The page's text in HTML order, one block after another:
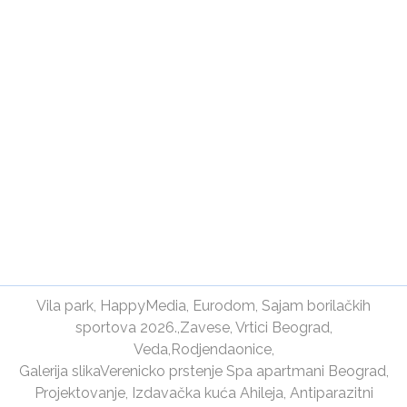
Vila park, HappyMedia, Eurodom, Sajam borilačkih
sportova 2026.,Zavese, Vrtici Beograd,
Veda,Rodjendaonice,
Galerija slikaVerenicko prstenje Spa apartmani Beograd,
Projektovanje, Izdavačka kuća Ahileja, Antiparazitni